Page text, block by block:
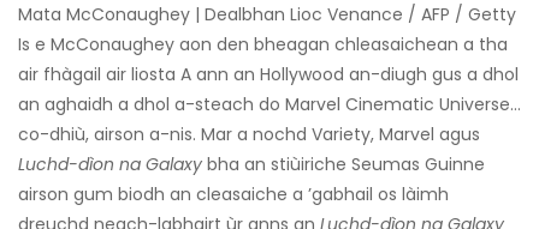
Mata McConaughey | Dealbhan Lioc Venance / AFP / Getty
Is e McConaughey aon den bheagan chleasaichean a tha
air fhàgail air liosta A ann an Hollywood an-diugh gus a dhol
an aghaidh a dhol a-steach do Marvel Cinematic Universe…
co-dhiù, airson a-nis. Mar a nochd Variety, Marvel agus
Luchd-dìon na Galaxy bha an stiùiriche Seumas Guinne
airson gum biodh an cleasaiche a ’gabhail os làimh
dreuchd neach-labhairt ùr anns an Luchd-dìon na Galaxy